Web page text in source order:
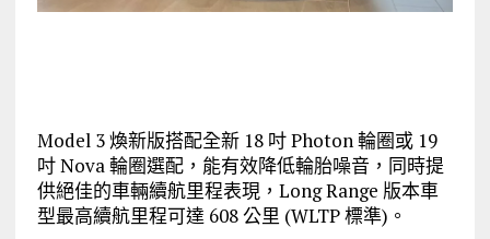
Model 3 煥新版搭配全新 18 吋 Photon 輪圈或 19
吋 Nova 輪圈選配，能有效降低輪胎噪音，同時提
供絕佳的車輛續航里程表現，Long Range 版本車
型最高續航里程可達 608 公里 (WLTP 標準)。